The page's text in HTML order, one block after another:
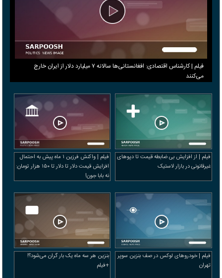
فیلم | کارشناس اقتصادی: افغانستانی‌ها سالانه ۷ میلیارد دلار از ایران خارج
می‌کنند
فیلم | از افزایش بی ضابطه قیمت تا دپوهای
غیرقانونی در بازار لاستیک
فیلم | واکنش فرزین ۱ ماه پیش به احتمال
افزایش قیمت دلار تا دلار تا ۱۵۰ هزار تومان:
نه بابا جون!
فیلم | خودرو‌های لوکس در صف بنزین سوپر
تهران
بنزین هر سه ماه یک بار گران می‌شود؟!
+فیلم